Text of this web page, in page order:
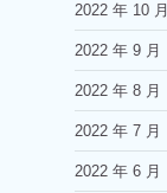
2022 年 10 月
2022 年 9 月
2022 年 8 月
2022 年 7 月
2022 年 6 月